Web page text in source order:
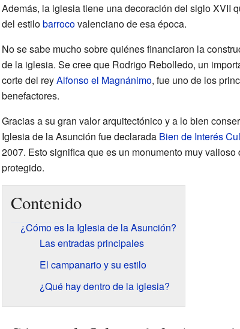
Además, la iglesia tiene una decoración del siglo XVII
del estilobarrocovalenciano de esa época.
No se sabe mucho sobre quiénes financiaron la
de la iglesia. Se cree que Rodrigo Rebolledo, un
corte del reyAlfonso el Magnánimo, fue uno de los
benefactores.
Gracias a su gran valor arquitectónico y a lo bien
Iglesia de la Asunción fue declarada Bien de Interés
2007. Esto significa que es un monumento muy valioso
protegido.
Contenido
¿Cómo es la Iglesia de la Asunción?
Las entradas principales
El campanario y su estilo
¿Qué hay dentro de la iglesia?